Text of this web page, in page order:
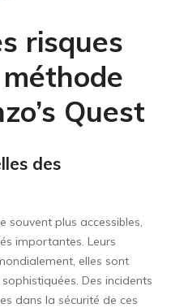
risques
Quest
des
souvent plus accessibles,
importantes. Leurs
elles sont
Des incidents
dans la sécurité de ces